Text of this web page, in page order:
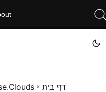
דף בית »